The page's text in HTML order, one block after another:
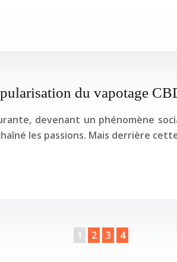
du vapotage
devenant un phénomène
les passions. Mais derrière
1 2 3 4